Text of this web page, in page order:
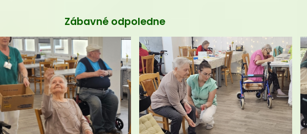
sprchovací set